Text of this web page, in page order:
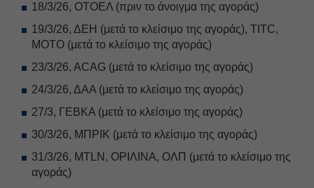
18/3/26, ΟΤΟΕΛ (πριν το άνοιγμα της αγοράς)
19/3/26, ΔΕΗ (μετά το κλείσιμο της αγοράς), TITC,
ΜΟΤΟ (μετά το κλείσιμο της αγοράς)
23/3/26, ACAG (μετά το κλείσιμο της αγοράς)
24/3/26, ΔΑΑ (μετά το κλείσιμο της αγοράς)
27/3, ΓΕΒΚΑ (μετά το κλείσιμο της αγοράς)
30/3/26, ΜΠΡΙΚ (μετά το κλείσιμο της αγοράς)
31/3/26, MTLN, ΟΡΙΛΙΝΑ, ΟΛΠ (μετά το κλείσιμο της
αγοράς)